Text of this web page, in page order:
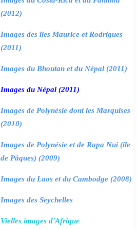
(2012)
Images des îles Maurice et Rodrigues
(2011)
Images du Bhoutan et du Népal (2011)
Images du Népal (2011)
Images de Polynésie dont les Marquises
(2010)
Images de Polynésie et de Rapa Nui (île
de Pâques) (2009)
Images du Laos et du Cambodge (2008)
Images des Seychelles
Vielles images d'Afrique